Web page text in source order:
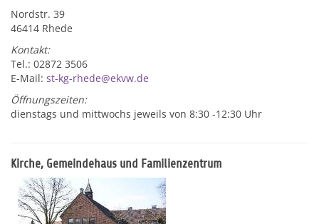
Nordstr. 39
46414 Rhede
Kontakt:
Tel.: 02872 3506
E-Mail: st-kg-rhede@ekvw.de
Öffnungszeiten:
dienstags und mittwochs jeweils von 8:30 -12:30 Uhr
Kirche, Gemeindehaus und Familienzentrum